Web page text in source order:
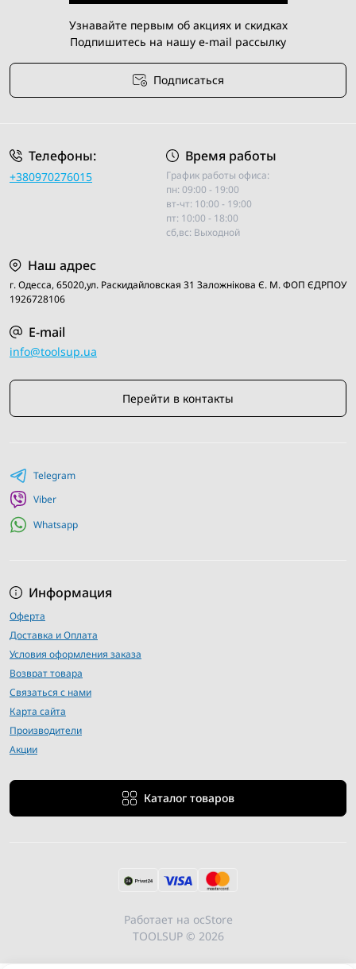
Широкий ассортимент товаров от ведущих
производителей;
Низкие цены и регулярные акции и скидки;
Быстрая доставка по всей Украине;
Узнавайте первым об акциях и скидках
Подпишитесь на нашу e-mail рассылку
Подписаться
Телефоны:
+380970276015
Время работы
График работы офиса:
пн: 09:00 - 19:00
вт-чт: 10:00 - 19:00
пт: 10:00 - 18:00
сб,вс: Выходной
Наш адрес
г. Одесса, 65020,ул. Раскидайловская 31 Заложнiкова Є. М. ФОП ЄДРПОУ
1926728106
E-mail
info@toolsup.ua
Перейти в контакты
Информация
Оферта
Доставка и Оплата
Условия оформления заказа
Возврат товара
Связаться с нами
Карта сайта
Производители
Акции
Каталог товаров
Telegram
Viber
Whatsapp
Работает на ocStore
TOOLSUP © 2026